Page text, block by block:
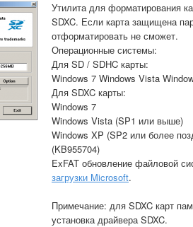
Утилита для форматирования
SDXC. Если карта защищена
отформатировать не сможет.
Операционные системы:
Для SD / SDHC карты:
Windows 7 Windows Vista
Для SDXC карты:
Windows 7
Windows Vista (SP1 или выше)
Windows XP (SP2 или более
(KB955704)
ExFAT обновление файловой
загрузки Microsoft.
Примечание: для SDXC карт
установка драйвера SDXC.